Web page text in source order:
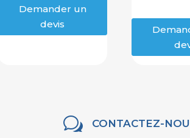
Demander un
devis
w CONTACTEZ-